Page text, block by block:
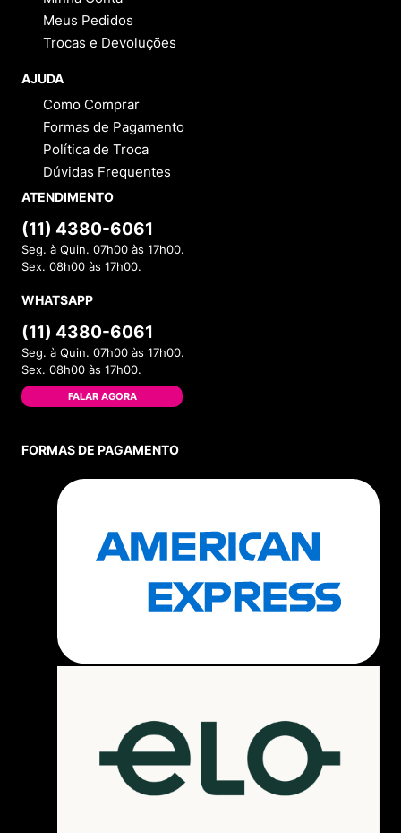
Meus Pedidos
Trocas e Devoluções
AJUDA
Como Comprar
Formas de Pagamento
Política de Troca
Dúvidas Frequentes
ATENDIMENTO
(11) 4380-6061
Seg. à Quin. 07h00 às 17h00.
Sex. 08h00 às 17h00.
WHATSAPP
(11) 4380-6061
Seg. à Quin. 07h00 às 17h00.
Sex. 08h00 às 17h00.
FALAR AGORA
FORMAS DE PAGAMENTO